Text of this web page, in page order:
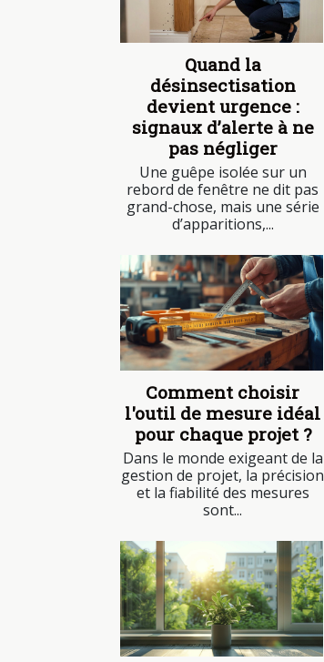
Quand la
désinsectisation
devient urgence :
signaux d’alerte à ne
pas négliger
Une guêpe isolée sur un
rebord de fenêtre ne dit pas
grand-chose, mais une série
d’apparitions,...
Comment choisir
l'outil de mesure idéal
pour chaque projet ?
Dans le monde exigeant de la
gestion de projet, la précision
et la fiabilité des mesures
sont...